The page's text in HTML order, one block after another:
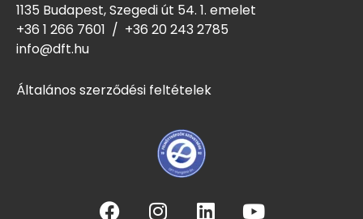
1135 Budapest, Szegedi út 54. 1. emelet
+36 1 266 7601 / +36 20 243 2785
info@dft.hu
Általános szerződési feltételek